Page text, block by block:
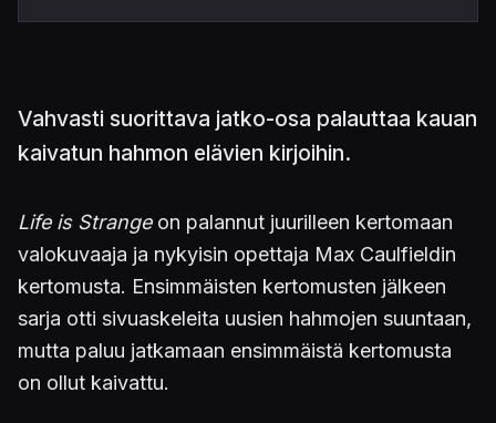
Vahvasti suorittava jatko-osa palauttaa kauan
kaivatun hahmon elävien kirjoihin.
Life is Strangeon palannut juurilleen kertomaan
valokuvaaja ja nykyisin opettaja Max Caulfieldin
kertomusta. Ensimmäisten kertomusten jälkeen
sarja otti sivuaskeleita uusien hahmojen suuntaan,
mutta paluu jatkamaan ensimmäistä kertomusta
on ollut kaivattu.